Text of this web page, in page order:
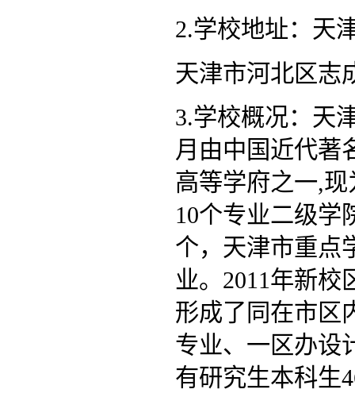
2.学校地址：天
天津市河北区志
3.学校概况：天
月由中国近代著
高等学府之一,
10个专业二级学
个，天津市重点
业。2011年新校
形成了同在市区
专业、一区办设
有研究生本科生